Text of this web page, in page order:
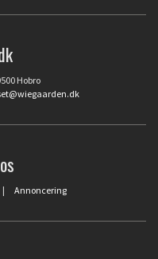
Hobro
| Annoncering